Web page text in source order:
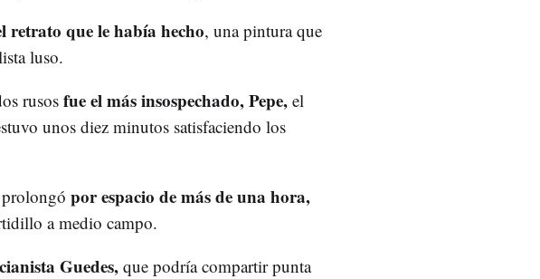
retrato que le había hecho, una pintura que
luso.
rusosfue el más insospechado, Pepe,el
unos diez minutos satisfaciendo los
por espacio de más de una hora,
a medio campo.
Guedes,que podría compartir punta